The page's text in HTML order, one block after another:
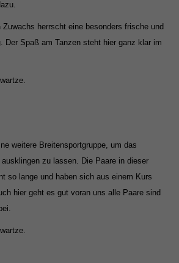
Zuwachs herrscht eine besonders frische und
Der Spaß am Tanzen steht hier ganz klar im
weitere Breitensportgruppe, um das
zu lassen. Die Paare in dieser
so lange und haben sich aus einem Kurs
hier geht es gut voran uns alle Paare sind